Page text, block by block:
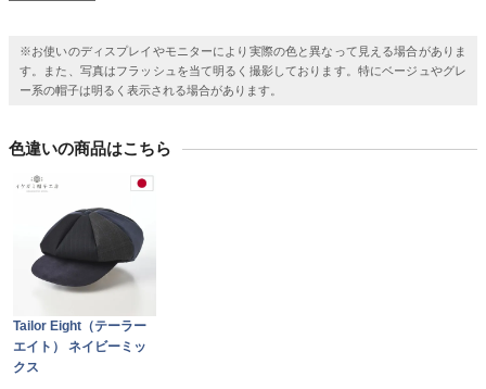
※お使いのディスプレイやモニターにより実際の色と異なって見える場合がありま
す。また、写真はフラッシュを当て明るく撮影しております。特にベージュやグレ
ー系の帽子は明るく表示される場合があります。
色違いの商品はこちら
Tailor Eight（テーラー
エイト） ネイビーミッ
クス